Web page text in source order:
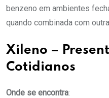
benzeno em ambientes
quando combinada com
Xileno –
Cotidianos
Onde se encontra: